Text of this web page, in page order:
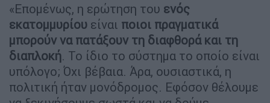
«Επομένως, η ερώτηση του ενός
εκατομμυρίου είναι ποιοι πραγματικά
μπορούν να πατάξουν τη διαφθορά και τη
διαπλοκή. Το ίδιο το σύστημα το οποίο είναι
υπόλογο; Όχι βέβαια. Άρα, ουσιαστικά, η
πολιτική ήταν μονόδρομος. Εφόσον θέλουμε